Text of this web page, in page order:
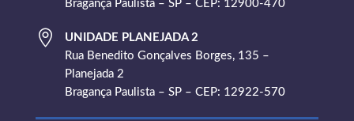
Bragança Paulista – SP – CEP: 12900-470

UNIDADE PLANEJADA 2
Rua Benedito Gonçalves Borges, 135 –
Planejada 2
Bragança Paulista – SP – CEP: 12922-570